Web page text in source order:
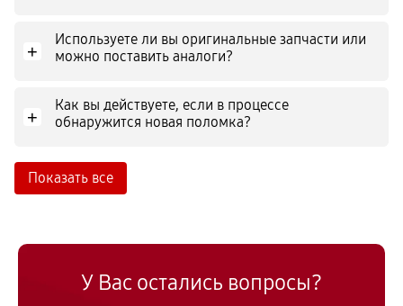
+
Используете ли вы оригинальные запчасти или
можно поставить аналоги?
+
Как вы действуете, если в процессе
обнаружится новая поломка?
Показать все
У Вас остались вопросы?